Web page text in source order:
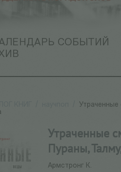
СОБЫТИЙ
Утраченные
Пураны,
Армстронг К.